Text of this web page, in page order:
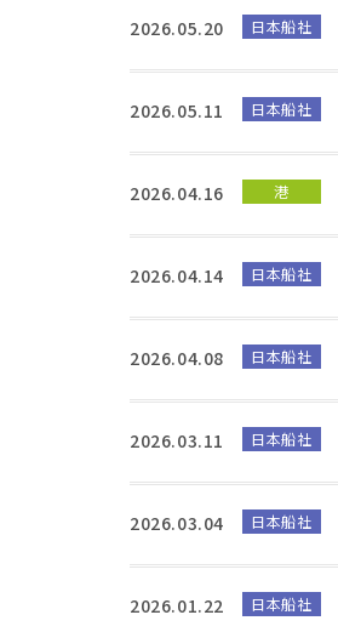
2026.05.20 日本船社
2026.05.11 日本船社
2026.04.16 港
2026.04.14 日本船社
2026.04.08 日本船社
2026.03.11 日本船社
2026.03.04 日本船社
2026.01.22 日本船社